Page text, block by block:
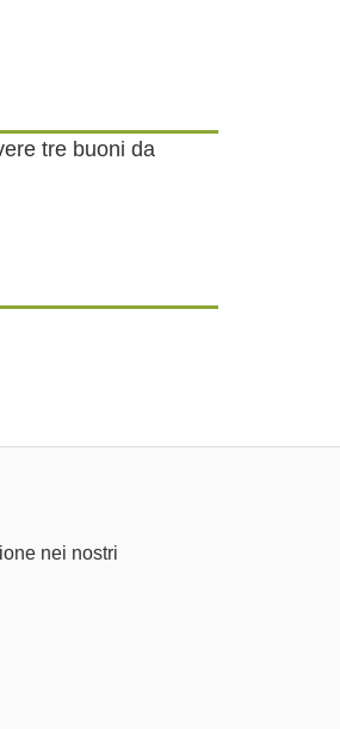
tre buoni da
nei nostri